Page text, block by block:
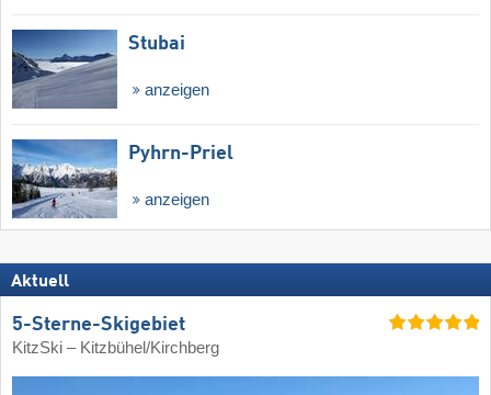
Stubai
anzeigen
Pyhrn-Priel
anzeigen
Aktuell
5-Sterne-Skigebiet
KitzSki – Kitzbühel/​Kirchberg